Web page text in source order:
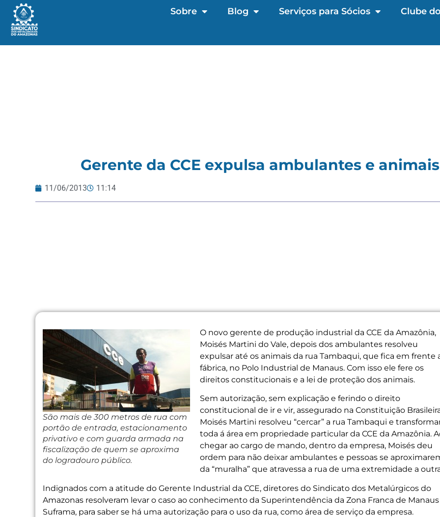
Sobre Blog Serviços para Sócios Clube
Gerente da CCE expulsa ambulantes e
11/06/2013 11:14
São mais de 300 metros de rua com
portão de entrada, estacionamento
privativo e com guarda armada na
fiscalização de quem se aproxima
do logradouro público.
O novo gerente de produção industrial da CCE da Amazônia,
Moisés Martini do Vale, depois dos ambulantes resolveu
expulsar até os animais da rua Tambaqui, que fica em frente
fábrica, no Polo Industrial de Manaus. Com isso ele fere os
direitos constitucionais e a lei de proteção dos animais.
Sem autorização, sem explicação e ferindo o direito
constitucional de ir e vir, assegurado na Constituição
Moisés Martini resolveu “cercar” a rua Tambaqui e
toda á área em propriedade particular da CCE da Amazônia.
chegar ao cargo de mando, dentro da empresa, Moisés deu
ordem para não deixar ambulantes e pessoas se
da “muralha” que atravessa a rua de uma extremidade a
Indignados com a atitude do Gerente Industrial da CCE, diretores do Sindicato dos Metalúrgicos do
Amazonas resolveram levar o caso ao conhecimento da Superintendência da Zona Franca de Manaus
Suframa, para saber se há uma autorização para o uso da rua, como área de serviço da empresa.